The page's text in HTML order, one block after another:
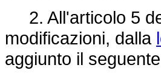
2. All'articolo 5
modificazioni, dalla
aggiunto il